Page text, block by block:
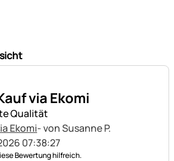
via Ekomi
Qualität
Ekomi- von Susanne P.
07:38:27
Bewertung hilfreich.